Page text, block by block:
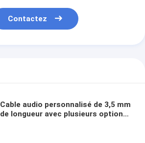
Contactez
Cable audio personnalisé de 3,5 mm
de longueur avec plusieurs options